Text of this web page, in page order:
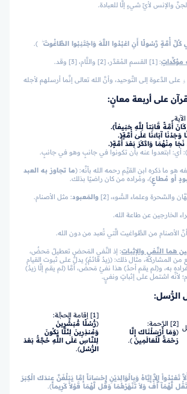
والإنس لأيِّ شيءٍ إلَّا للعبادة.
كُلِّ أُمَّةٍ رَّسُولًا أَنِ اعْبُدُوا اللَّهَ وَاجْتَنِبُوا الطَّاغُوتَۖ ﴾.
مؤكِّداتٍ: [1] القسم المُقدَّر، [2] واللَّام، [3] وقد.
على الدَّعوة إلى التَّوحيد، وأنَّ الله تعالى إنَّما أرسلهم لأجله
على أربعة معانٍ:
كَانَ أُمَّةً قَانِتاً لِلَّهِ حَنِيفاً﴾.
وَجَدْنَا آبَاءَنَا عَلَىٰ أُمَّةٍ(.
مِنْهُمَا وَادَّكَرَ بَعْدَ أُمَّةٍ(.
﴾: أي: ابتعدوا عنه بأن تكونوا في جانبٍ وهو في جانبٍ.
هو ما ذكره ابن القيِّم رحمه الله بأنَّه: (ما تجاوز به العبد
أو مُطاعٍ)، ومُراده من كان راضيًا بذلك.
والسَّحرة وعلماء السُّوء، [2] والمَعبود: مثل الأصنام.
الخارجين عن طاعة الله.
أنَّ الأصنام من الطَّواغيت الَّتي تُعبد من دون الله.
هما النَّفي والإثبات: إذ النَّفي المَحض تعطيلٌ مَحضٌ،
من المشاركة، مثال ذلك: (زيدٌ قائمٌ) يدلُّ على ثبوت القيام
به، و(لم يقم أحدٌ) هذا نفيٌ مَحضٌ، أمَّا (لم يقم إلَّا زيدٌ)
لأنَّه اشتمل على إثباتٍ ونفيٍ.
الرُّسل:
[2] الرَّحمة:
﴿وَمَا أَرْسَلْنَاكَ إِلَّا
رَحْمَةً لِّلْعَالَمِينَ ﴾.
[1] إقامة الحجَّة:
﴿رُّسُلًا مُّبَشِّرِينَ
وَمُنذِرِينَ لِئَلَّا يَكُونَ
لِلنَّاسِ عَلَى اللَّهِ حُجَّةٌ بَعْدَ
الرُّسُل﴾.
إِلاَّ إِيَّاهُ وَبِالْوَالِدَيْنِ إِحْسَاناً إِمَّا يَبْلُغَنَّ عِندَكَ الْكِبَرَ
لَّهُمَآ أُفٍّ وَلاَ تَنْهَرْهُمَا وَقُل لَّهُمَا قَوْلاً كَرِيماً﴾.